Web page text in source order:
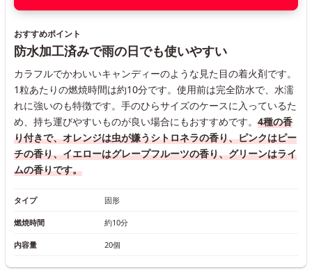
おすすめポイント
防水加工済みで雨の日でも使いやすい
カラフルでかわいいキャンディーのような見た目の着火剤です。
1粒あたりの燃焼時間は約10分です。使用前は完全防水で、水濡
れに強いのも特徴です。手のひらサイズのケースに入っているた
め、持ち運びやすいものが良い場合にもおすすめです。 4種の香
り付きで、オレンジは虫が嫌うシトロネラの香り、ピンクはピー
チの香り、イエローはグレープフルーツの香り、グリーンはライ
ムの香りです。
タイプ 固形
燃焼時間 約10分
内容量 20個